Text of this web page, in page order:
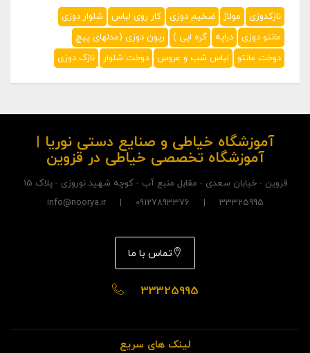
نازکدوزی مولاژ ضخیم دوزی کار روی لباس
شلوار دوزی
مانتو دوزی
دراپه گره ایی )
ریون دوزی (مدلهای پیچ
دوخت مانتو
لباس شب و عروس دوخت شلوار نازک دوزی
آموزشگاه خیاطی و صنایع دستی نوریا |
آموزشگاه تخصصی خیاطی در قزوین
قزوین - خیابان سعدی - مقابل منبع آب - کوچه شهید نوروزی - پلاک 15
33325995 | 09127893376 | info@noorya.ir
تماس با ما
33325995
لینک های سریع